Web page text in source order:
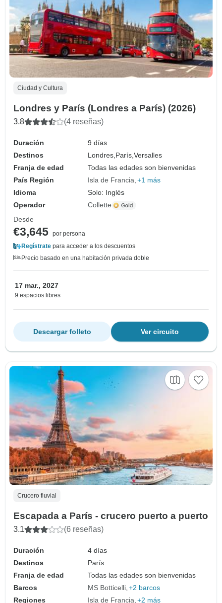
Ciudad y Cultura
Londres y París (Londres a París) (2026)
3.8 (4 reseñas)
Duración
9 días
Destinos
Londres,París,Versalles
Franja de edad
Todas las edades son bienvenidas
País Región
Isla de Francia +1 más
Idioma
Solo: Inglés
Operador
Collette
Desde
€3,645 por persona
Regístrate para acceder a los descuentos
Precio basado en una habitación privada doble
17 mar., 2027
9 espacios libres
Ver circuito
Descargar folleto
Crucero fluvial
Escapada a París - crucero puerto a puerto
3.1 (6 reseñas)
Duración
4 días
Destinos
París
Franja de edad
Todas las edades son bienvenidas
Barcos
MS Botticelli +2 barcos
Regiones
Isla de Francia +2 más